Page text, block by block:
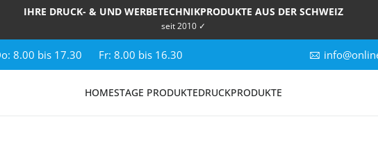
IHRE DRUCK- & UND WERBETECHNIKPRODUKTE AUS DER SCHWEIZ
seit 2010 ✓
8.00 bis 17.30 Fr: 8.00 bis 16.30
HOMESTAGE PRODUKTEDRUCKPRODUKTE